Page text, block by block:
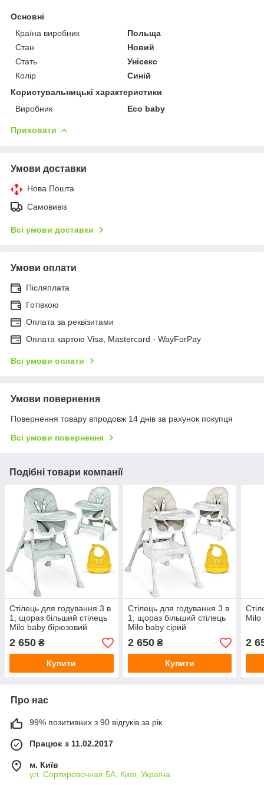
Основні
Країна виробник
Польща
Стан
Новий
Стать
Унісекс
Колір
Синій
Користувальницькі характеристики
Виробник
Eco baby
Приховати
Умови доставки
Нова Пошта
Самовивіз
Всі умови доставки
Умови оплати
Післяплата
Готівкою
Оплата за реквізитами
Оплата картою Visa, Mastercard - WayForPay
Всі умови оплати
Умови повернення
Повернення товару впродовж 14 днів за рахунок покупця
Всі умови повернення
Подібні товари компанії
Стілець для годування 3 в
1, щораз більший стілець
Milo baby бірюзовий
2 650 ₴
Купити
Стілець для годування 3 в
1, щораз більший стілець
Milo baby сірий
2 650₴
Купити
Milo
2
Про нас
99% позитивних з 90 відгуків за рік
Працює з 11.02.2017
м. Київ
ул. Сортировочная 5А, Київ, Україна